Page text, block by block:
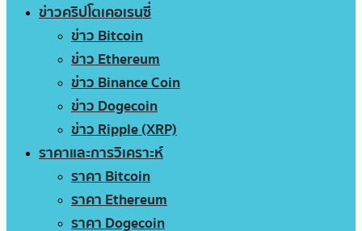
ข่าวคริปโตเคอเรนซี่
ข่าว Bitcoin
ข่าว Ethereum
ข่าว Binance Coin
ข่าว Dogecoin
ข่าว Ripple (XRP)
ราคาและการวิเคราะห์
ราคา Bitcoin
ราคา Ethereum
ราคา Dogecoin